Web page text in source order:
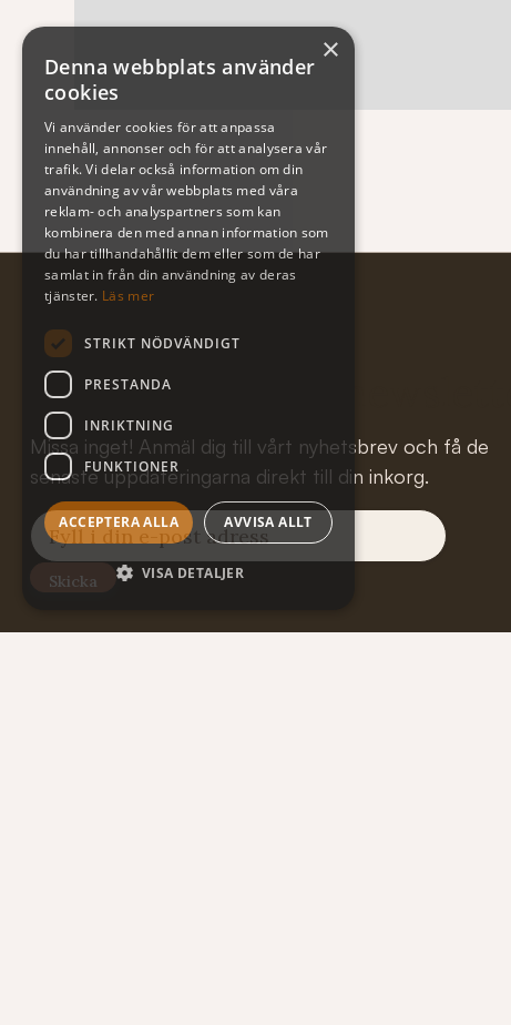
Subscribe to our
Missa inget! Anmäl dig till vårt nyhetsbrev och få de
senaste uppdateringarna direkt till din inkorg.
×
Denna webbplats använder
cookies
Vi använder cookies för att anpassa
innehåll, annonser och för att analysera vår
trafik. Vi delar också information om din
användning av vår webbplats med våra
reklam- och analyspartners som kan
kombinera den med annan information som
du har tillhandahållit dem eller som de har
samlat in från din användning av deras
tjänster. Läs mer
STRIKT NÖDVÄNDIGT
PRESTANDA
INRIKTNING
FUNKTIONER
ACCEPTERA ALLA AVVISA ALLT
VISA DETALJER